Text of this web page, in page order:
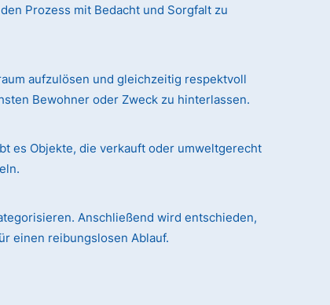
Prozess mit Bedacht und Sorgfalt zu
aufzulösen und gleichzeitig respektvoll
Bewohner oder Zweck zu hinterlassen.
es Objekte, die verkauft oder umweltgerecht
Anschließend wird entschieden,
einen reibungslosen Ablauf.